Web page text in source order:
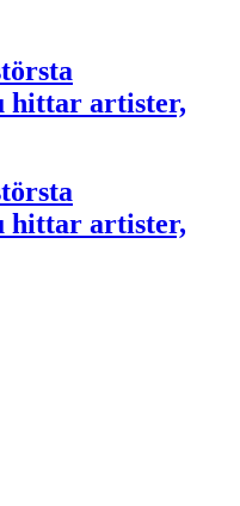
hittar artister,
hittar artister,